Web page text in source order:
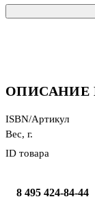
ОПИСАНИЕ
ISBN/Артикул
Вес, г.
ID товара
8 495 424-84-44